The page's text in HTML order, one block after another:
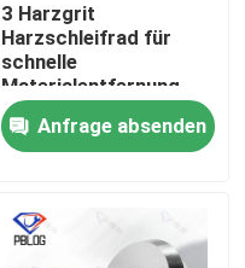
3 Harzgrit
Harzschleifrad für
schnelle
Materialentfernung
und glatte
Oberflächenveredelung
in der
optimiert
Anfrage absenden